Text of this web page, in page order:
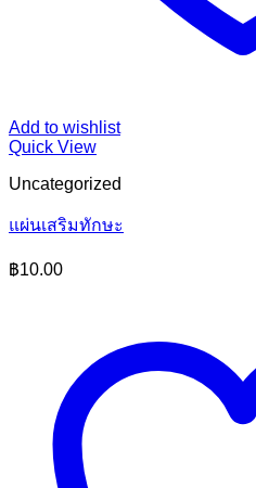
Add to wishlist
Quick View
Uncategorized
แผ่นเสริมทักษะ
฿10.00